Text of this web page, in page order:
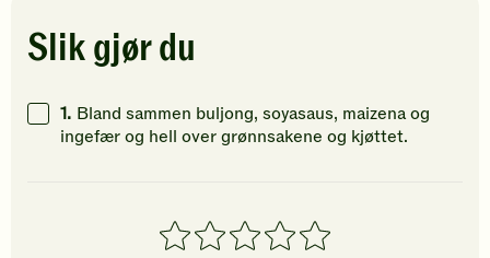
stjerner.
Klikk
å
gi
å
gi
din
gi
Slik gjør du
1. Bland sammen buljong, soyasaus, maizena og
ingefær og hell over grønnsakene og kjøttet.
1
stjerner
2
stjerner
3
stjerner
4
stjerner
5
stjerner